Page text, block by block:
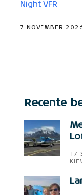
Night VFR
7 NOVEMBER
Recente
17